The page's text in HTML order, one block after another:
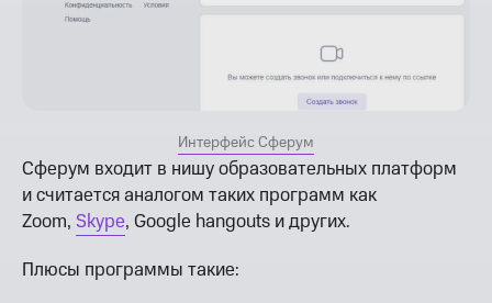
Интерфейс Сферум
Сферум входит в нишу образовательных платформ
и считается аналогом таких программ как
Zoom, Skype, Google hangouts и других.
Плюсы программы такие: